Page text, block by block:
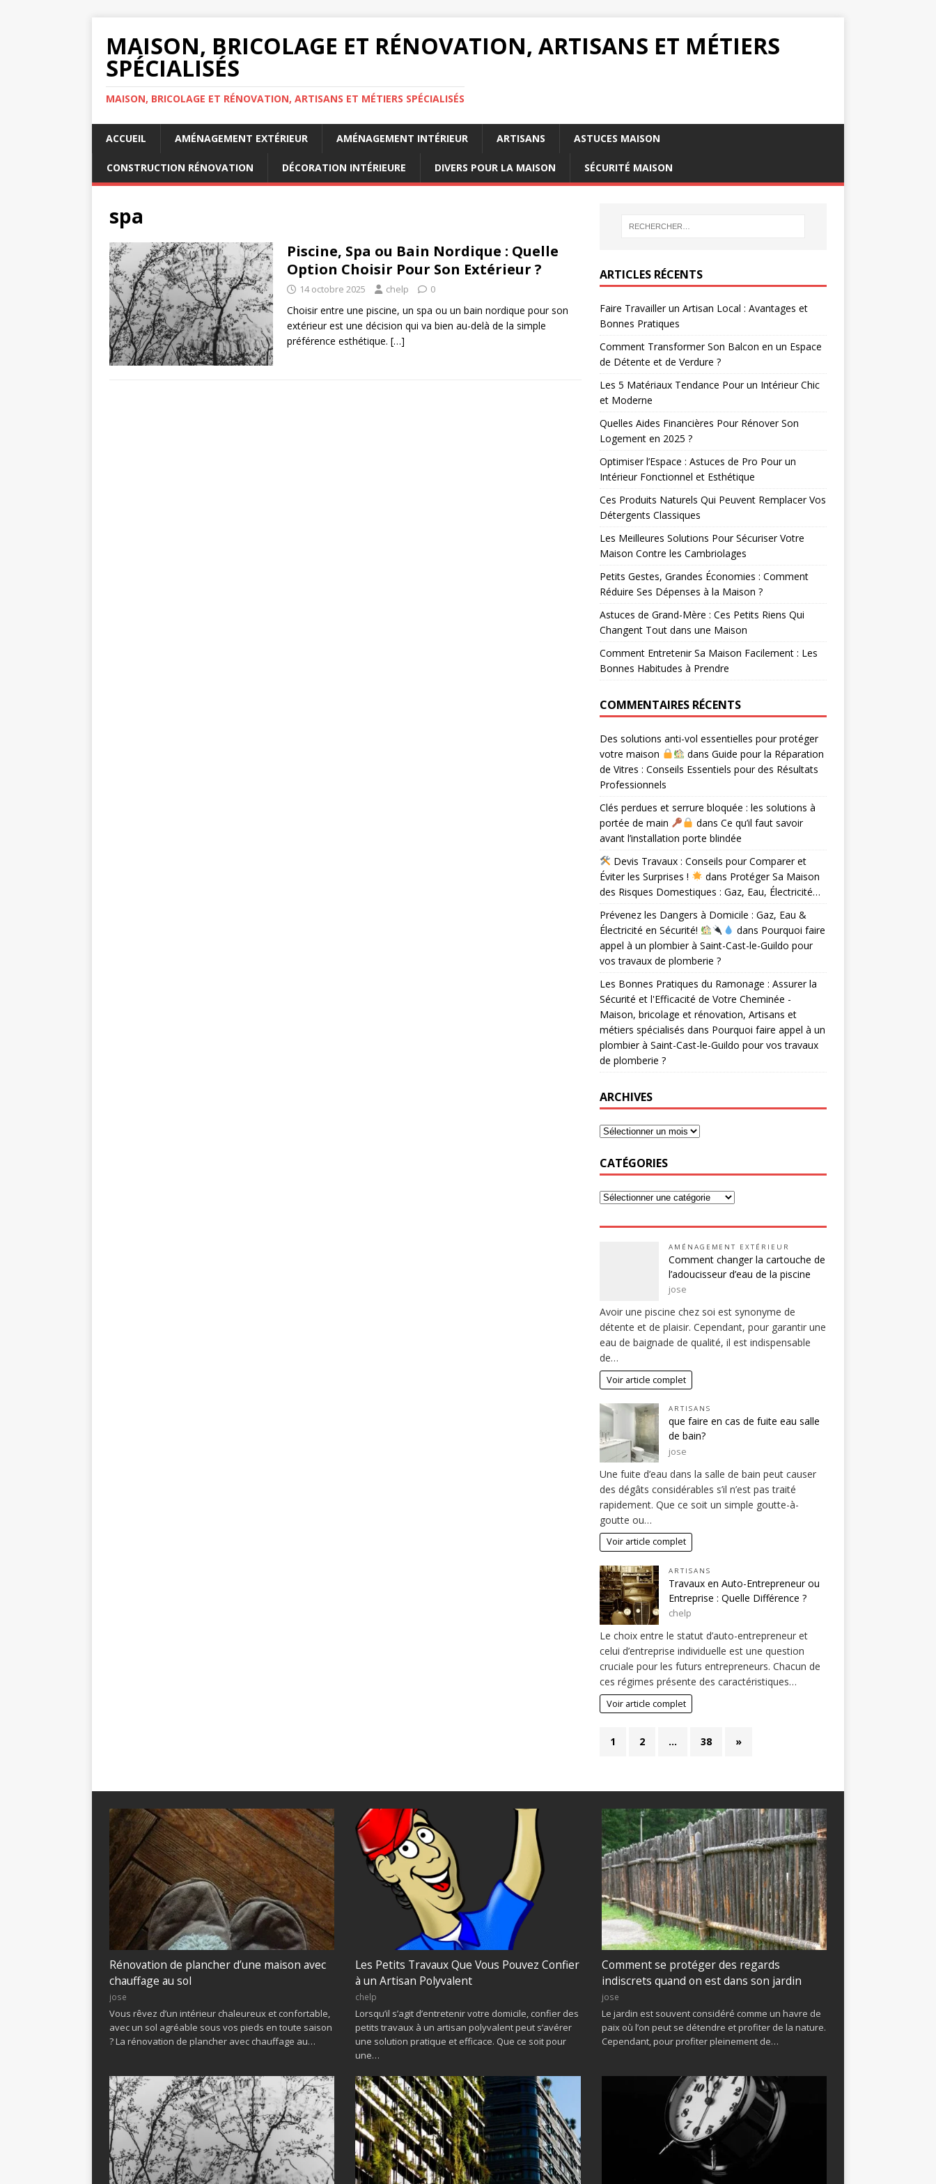
MAISON, BRICOLAGE ET RÉNOVATION, ARTISANS ET MÉTIERS
SPÉCIALISÉS
MAISON, BRICOLAGE ET RÉNOVATION, ARTISANS ET MÉTIERS SPÉCIALISÉS
ACCUEIL AMÉNAGEMENT EXTÉRIEUR AMÉNAGEMENT INTÉRIEUR ARTISANS ASTUCES MAISON
CONSTRUCTION RÉNOVATION DÉCORATION INTÉRIEURE DIVERS POUR LA MAISON SÉCURITÉ MAISON
spa
Piscine, Spa ou Bain Nordique : Quelle
Option Choisir Pour Son Extérieur ?
14 octobre 2025 chelp 0
Choisir entre une piscine, un spa ou un bain nordique pour son
extérieur est une décision qui va bien au-delà de la simple
préférence esthétique. […]
ARTICLES RÉCENTS
Faire Travailler un Artisan Local : Avantages et
Bonnes Pratiques
Comment Transformer Son Balcon en un Espace
de Détente et de Verdure ?
Les 5 Matériaux Tendance Pour un Intérieur Chic
et Moderne
Quelles Aides Financières Pour Rénover Son
Logement en 2025 ?
Optimiser l’Espace : Astuces de Pro Pour un
Intérieur Fonctionnel et Esthétique
Ces Produits Naturels Qui Peuvent Remplacer Vos
Détergents Classiques
Les Meilleures Solutions Pour Sécuriser Votre
Maison Contre les Cambriolages
Petits Gestes, Grandes Économies : Comment
Réduire Ses Dépenses à la Maison ?
Astuces de Grand-Mère : Ces Petits Riens Qui
Changent Tout dans une Maison
Comment Entretenir Sa Maison Facilement : Les
Bonnes Habitudes à Prendre
COMMENTAIRES RÉCENTS
Des solutions anti-vol essentielles pour protéger
votre maison
dans Guide pour la Réparation
de Vitres : Conseils Essentiels pour des Résultats
Professionnels
Clés perdues et serrure bloquée : les solutions à
portée de main
dans Ce qu’il faut savoir
avant l’installation porte blindée
Devis Travaux : Conseils pour Comparer et
Éviter les Surprises !
dans Protéger Sa Maison
des Risques Domestiques : Gaz, Eau, Électricité…
Prévenez les Dangers à Domicile : Gaz, Eau &
Électricité en Sécurité!
dans Pourquoi faire
appel à un plombier à Saint-Cast-le-Guildo pour
vos travaux de plomberie ?
Les Bonnes Pratiques du Ramonage : Assurer la
Sécurité et l'Efficacité de Votre Cheminée -
Maison, bricolage et rénovation, Artisans et
métiers spécialisés dans Pourquoi faire appel à un
plombier à Saint-Cast-le-Guildo pour vos travaux
de plomberie ?
ARCHIVES
CATÉGORIES
AMÉNAGEMENT EXTÉRIEUR
Comment changer la cartouche de
l’adoucisseur d’eau de la piscine
jose
Avoir une piscine chez soi est synonyme de
détente et de plaisir. Cependant, pour garantir une
eau de baignade de qualité, il est indispensable
de…
Voir article complet
ARTISANS
que faire en cas de fuite eau salle
de bain?
jose
Une fuite d’eau dans la salle de bain peut causer
des dégâts considérables s’il n’est pas traité
rapidement. Que ce soit un simple goutte-à-
goutte ou…
Voir article complet
ARTISANS
Travaux en Auto-Entrepreneur ou
Entreprise : Quelle Différence ?
chelp
Le choix entre le statut d’auto-entrepreneur et
celui d’entreprise individuelle est une question
cruciale pour les futurs entrepreneurs. Chacun de
ces régimes présente des caractéristiques…
Voir article complet
1 2 … 38 »
Rénovation de plancher d’une maison avec
chauffage au sol
jose
Vous rêvez d’un intérieur chaleureux et confortable,
avec un sol agréable sous vos pieds en toute saison
? La rénovation de plancher avec chauffage au…
Les Petits Travaux Que Vous Pouvez Confier
à un Artisan Polyvalent
chelp
Lorsqu’il s’agit d’entretenir votre domicile, confier des
petits travaux à un artisan polyvalent peut s’avérer
une solution pratique et efficace. Que ce soit pour
une…
Comment se protéger des regards
indiscrets quand on est dans son jardin
jose
Le jardin est souvent considéré comme un havre de
paix où l’on peut se détendre et profiter de la nature.
Cependant, pour profiter pleinement de…